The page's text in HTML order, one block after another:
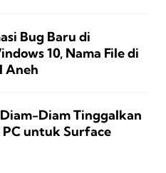
Bug Baru di
10, Nama File di
Aneh
Diam Tinggalkan
untuk Surface